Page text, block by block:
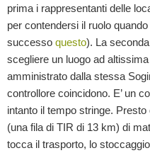
prima i rappresentanti delle
per contendersi il ruolo
successo questo). La
scegliere un luogo ad
amministrato dalla stessa
controllore coincidono. E’ un
intanto il tempo stringe.
(una fila di TIR di 13 km) di
tocca il trasporto, lo